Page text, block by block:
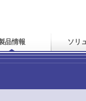
品情報 ソリ